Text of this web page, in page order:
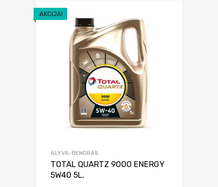
AKCIJA!
ALYVA-BENDRAS
TOTAL QUARTZ 9000 ENERGY
5W40 5L.